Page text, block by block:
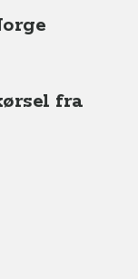
fra